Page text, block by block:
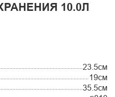
10.0Л
23.5см
19см
35.5см